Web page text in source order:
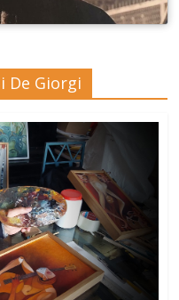
De Giorgi